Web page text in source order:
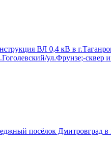
ВЛ 0,4 кВ в
ул.Фрунзе;-
посёлок Дмитровград